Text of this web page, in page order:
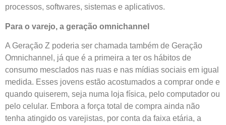
processos, softwares, sistemas e aplicativos.
Para o varejo, a geração omnichannel
A Geração Z poderia ser chamada também de Geração
Omnichannel, já que é a primeira a ter os hábitos de
consumo mesclados nas ruas e nas mídias sociais em igual
medida. Esses jovens estão acostumados a comprar onde e
quando quiserem, seja numa loja física, pelo computador ou
pelo celular. Embora a força total de compra ainda não
tenha atingido os varejistas, por conta da faixa etária, a